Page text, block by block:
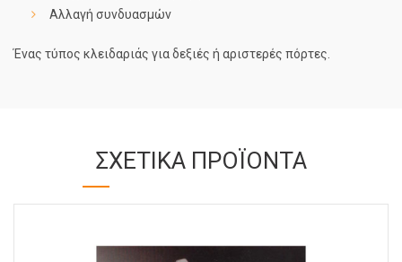
Αλλαγή συνδυασμών
Ένας τύπος κλειδαριάς για δεξιές ή αριστερές πόρτες.
ΣΧΕΤΙΚΆ ΠΡΟΪΌΝΤΑ